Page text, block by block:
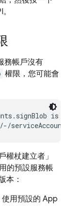
務帳戶沒有
權限，您可能會
is
權杖建立者」
的預設服務帳
本：
使用預設的 App